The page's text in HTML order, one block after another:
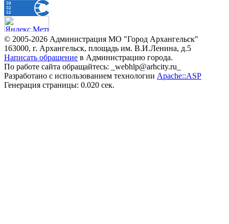
© 2005-2026 Администрация МО "Город Архангельск"
163000, г. Архангельск, площадь им. В.И.Ленина, д.5
Написать обращение в Администрацию города.
По работе сайта обращайтесь: _webhlp@arhcity.ru_
Разработано с использованием технологии Apache::ASP
Генерация страницы: 0.020 сек.